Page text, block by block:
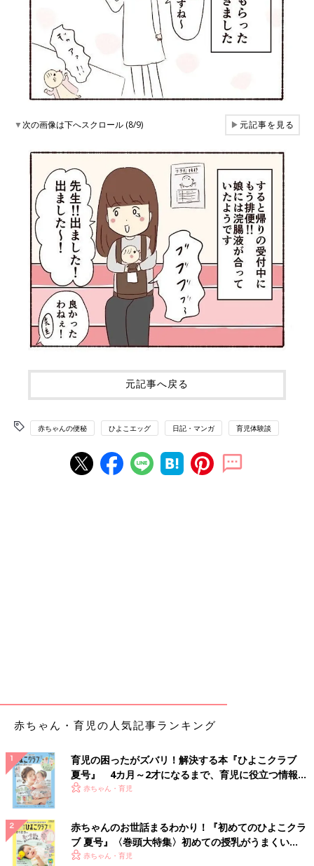
▼次の画像は下へスクロール (8/9) ▶元記事を見る
元記事へ戻る
赤ちゃんの便秘 ひよこエッグ 日記・マンガ 育児体験談
赤ちゃん・育児の人気記事ランキング
育児の困ったがズバリ！解決する本『ひよこクラブ
夏号』 4カ月～2才になるまで、育児に役立つ情報が
いっぱい！
赤ちゃん・育児
赤ちゃんのお世話まるわかり！『初めてのひよこクラ
ブ 夏号』〈巻頭大特集〉初めての授乳がうまくい
く！ おっぱい・ミルクの基本と夏のトラブル 解決テ
赤ちゃん・育児